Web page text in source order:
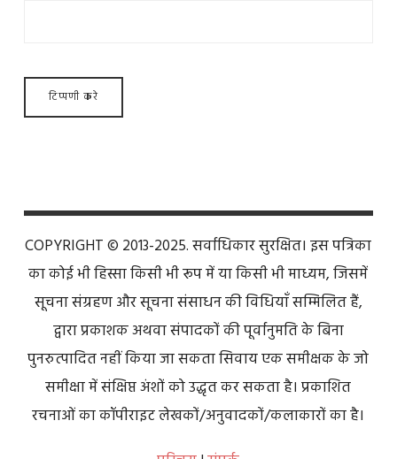
COPYRIGHT © 2013-2025. सर्वाधिकार सुरक्षित। इस पत्रिका
का कोई भी हिस्सा किसी भी रूप में या किसी भी माध्यम, जिसमें
सूचना संग्रहण और सूचना संसाधन की विधियाँ सम्मिलित हैं,
द्वारा प्रकाशक अथवा संपादकों की पूर्वानुमति के बिना
पुनरुत्पादित नहीं किया जा सकता सिवाय एक समीक्षक के जो
समीक्षा में संक्षिप्त अंशों को उद्धृत कर सकता है। प्रकाशित
रचनाओं का कॉपीराइट लेखकों/अनुवादकों/कलाकारों का है।